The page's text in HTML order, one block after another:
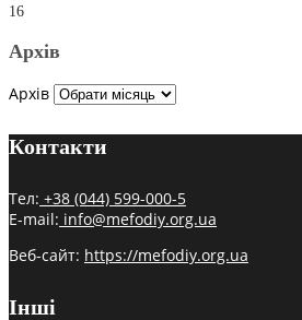
16
Архів
Архів
Контакти
Тел: +38 (044) 599-000-5
E-mail: info@mefodiy.org.ua
Веб-сайт: https://mefodiy.org.ua
Інші